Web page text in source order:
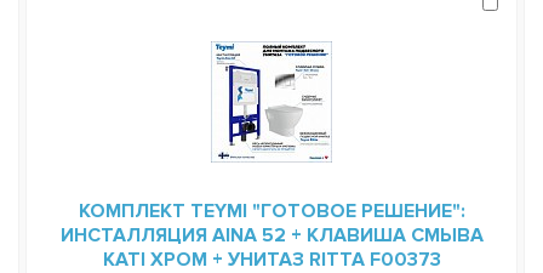
КОМПЛЕКТ TEYMI "ГОТОВОЕ РЕШЕНИЕ":
ИНСТАЛЛЯЦИЯ AINA 52 + КЛАВИША СМЫВА
KATI ХРОМ + УНИТАЗ RITTA F00373